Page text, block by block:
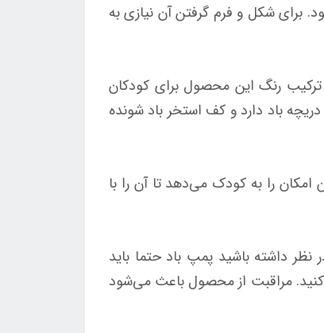
برای شکل و فرم گرفتن آن نیازی به
رنگ این محصول برای کودکان
باد دارد و کف استخر باد شونده
را به کودک می‌دهد تا آن را با
داشته باشید پمپ باد حتما باید
کنید. مراقبت از محصول باعث می‌شود